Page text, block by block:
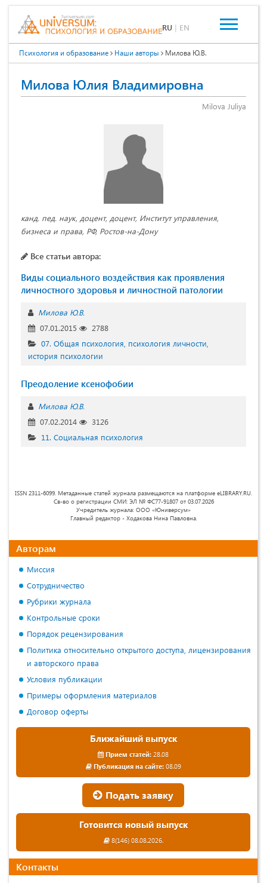
RU | EN
Психология и образование Наши авторы Милова Ю.В.
Милова Юлия Владимировна
Milova Juliya
канд. пед. наук, доцент, доцент, Институт управления,
бизнеса и права, РФ, Ростов-на-Дону
Все статьи автора:
Виды социального воздействия как проявления
личностного здоровья и личностной патологии
Милова Ю.В.
07.01.2015
2788
07. Общая психология, психология личности,
история психологии
Преодоление ксенофобии
Милова Ю.В.
07.02.2014
3126
11. Социальная психология
ISSN 2311-6099. Метаданные статей журнала размещаются на платформе eLIBRARY.RU.
Св-во о регистрации СМИ: ЭЛ № ФС77-91807 от 03.07.2026
Учредитель журнала: ООО «Юниверсум»
Главный редактор - Ходакова Нина Павловна.
Авторам
Миссия
Сотрудничество
Рубрики журнала
Контрольные сроки
Порядок рецензирования
Политика относительно открытого доступа, лицензирования
и авторского права
Условия публикации
Примеры оформления материалов
Договор оферты
Ближайший выпуск
Прием статей: 28.08
Публикация на сайте:08.09
Подать заявку
Готовится новый выпуск
8(146) 08.08.2026.
Контакты